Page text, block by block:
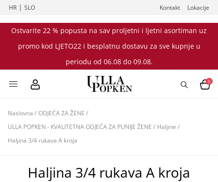
HR |SLO Kontakt Lokacije
Ostvarite 22 % popusta na sav proljetni i ljetni asortiman uz
promo kod LJETO22 i besplatnu dostavu za sve kupnje u
periodu od 06.08 do 09.08.
0
Naslovna / ODJEĆA ZA ŽENE /
ULLA POPKEN - KVALITETNA ODJEĆA ZA PUNIJE ŽENE / Haljine /
Haljina 3/4 rukava A kroja
Haljina 3/4 rukava A kroja